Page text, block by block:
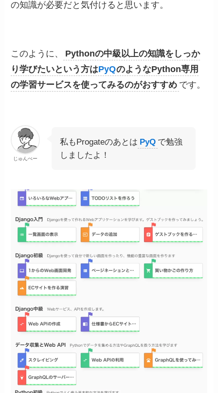
の知識が必要だと気付けると思います。
このように、
Pythonの中級以上の知識をしっか
り学びたいという方はPyQのようなPython専用
の学習サービスを使ってみるのがおすすめ です。
じゅんぺー
私もProgateのあとは PyQ で勉強
しましたよ！